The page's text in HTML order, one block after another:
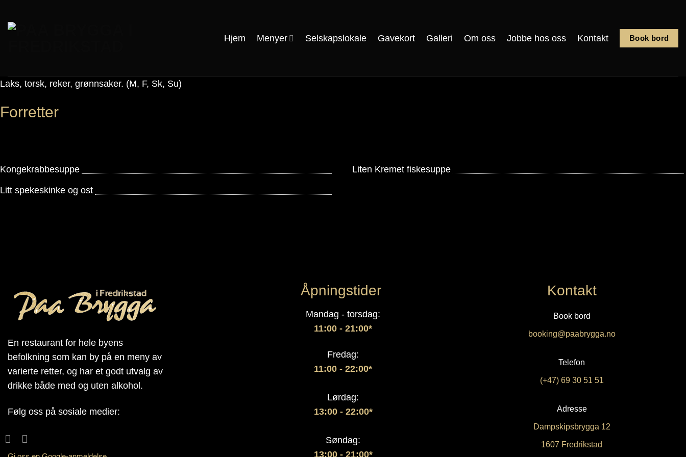
Hjem Menyer Selskapslokale Gavekort Galleri Om oss Jobbe hos oss Kontakt Book bord
Laks, torsk, reker, grønnsaker. (M, F, Sk, Su)
Forretter
Kongekrabbesuppe
Litt spekeskinke og ost
Liten Kremet fiskesuppe
En restaurant for hele byens
befolkning som kan by på en meny av
varierte retter, og har et godt utvalg av
drikke både med og uten alkohol.
Følg oss på sosiale medier:
Åpningstider
Mandag - torsdag:
11:00 - 21:00*
Fredag:
11:00 - 22:00*
Lørdag:
13:00- 22:00*
Søndag:
13:00 - 21:00*
Kontakt
Book bord
booking@paabrygga.no
Telefon
(+47) 69 30 51 51
Adresse
Dampskipsbrygga 12
1607 Fredrikstad